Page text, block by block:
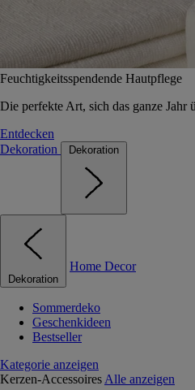
Feuchtigkeitsspendende Hautpflege
Die perfekte Art, sich das ganze Jahr
Entdecken
Dekoration
Dekoration
Dekoration
Home Decor
Sommerdeko
Geschenkideen
Bestseller
Kategorie anzeigen
Kerzen-Accessoires Alle anzeigen